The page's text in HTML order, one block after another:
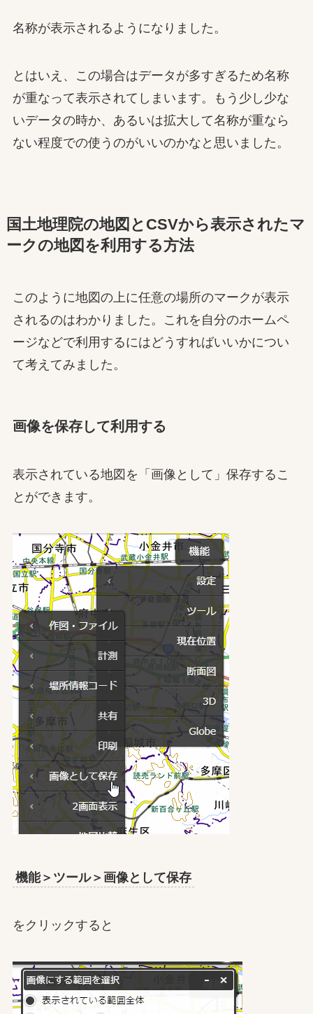
名称が表示されるようになりました。
とはいえ、この場合はデータが多すぎるため名称
が重なって表示されてしまいます。もう少し少な
いデータの時か、あるいは拡大して名称が重なら
ない程度での使うのがいいのかなと思いました。
国土地理院の地図とCSVから表示されたマ
ークの地図を利用する方法
このように地図の上に任意の場所のマークが表示
されるのはわかりました。これを自分のホームペ
ージなどで利用するにはどうすればいいかについ
て考えてみました。
画像を保存して利用する
表示されている地図を「画像として」保存するこ
とができます。
機能＞ツール＞画像として保存
をクリックすると